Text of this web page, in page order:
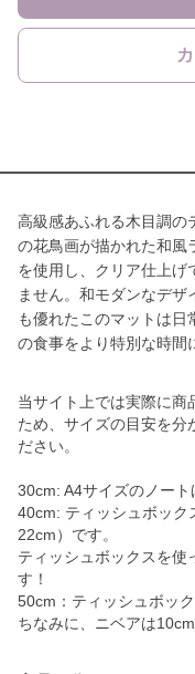
高級感あふれる木目調の
の花鳥画が描かれた和風
を使用し、クリア仕上げ
ません。和モダンなデ
も優れたこのマットは日
の食事をより特別な時間
当サイト上では実際に商
ため、サイズの目安を分
ださい。
30cm: A4サイズのノート
40cm: ティッシュボック
22cm）です。
ティッシュボックスを使
す！
50cm：ティッシュボッ
ちなみに、ニベアは10cm